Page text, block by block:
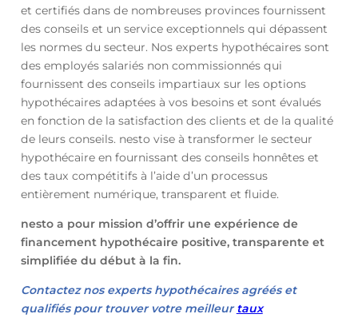
et certifiés dans de nombreuses provinces fournissent
des conseils et un service exceptionnels qui dépassent
les normes du secteur. Nos experts hypothécaires sont
des employés salariés non commissionnés qui
fournissent des conseils impartiaux sur les options
hypothécaires adaptées à vos besoins et sont évalués
en fonction de la satisfaction des clients et de la qualité
de leurs conseils. nesto vise à transformer le secteur
hypothécaire en fournissant des conseils honnêtes et
des taux compétitifs à l’aide d’un processus
entièrement numérique, transparent et fluide.
nesto a pour mission d’offrir une expérience de
financement hypothécaire positive, transparente et
simplifiée du début à la fin.
Contactez nos experts hypothécaires agréés et
qualifiés pour trouver votre meilleurtaux